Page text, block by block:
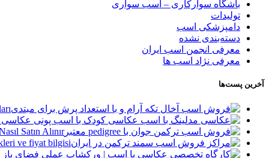
باشگاه سوارکاری – اسب سواری
تولیدات
دامپزشکی اسب
دسته‌بندی نشده
معرفی انجمن اسب ایران
معرفی نژاد اسب ها
آخرین پست‌ها
Satın Alınır?
ve fiyat bilgisi